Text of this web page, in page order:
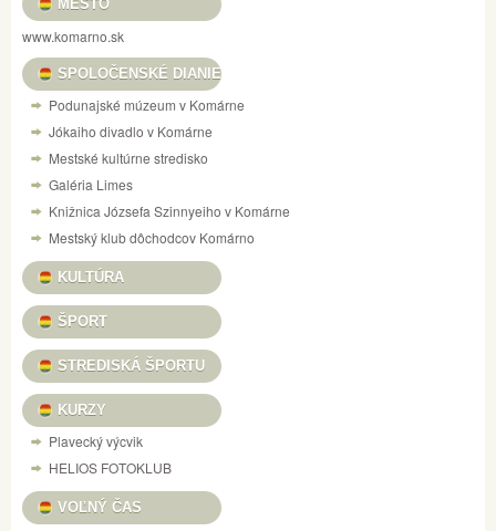
MESTO
www.komarno.sk
SPOLOČENSKÉ DIANIE
Podunajské múzeum v Komárne
Jókaiho divadlo v Komárne
Mestské kultúrne stredisko
Galéria Limes
Knižnica Józsefa Szinnyeiho v Komárne
Mestský klub dôchodcov Komárno
KULTÚRA
ŠPORT
STREDISKÁ ŠPORTU
KURZY
Plavecký výcvik
HELIOS FOTOKLUB
VOĽNÝ ČAS